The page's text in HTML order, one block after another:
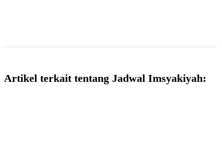
Artikel terkait tentang Jadwal Imsyakiyah: